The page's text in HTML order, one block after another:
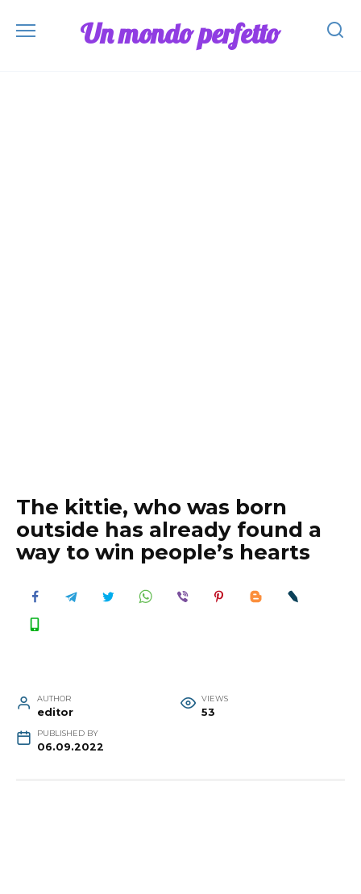
Un mondo perfetto
The kittie, who was born
outside has already found a
way to win people’s hearts
AUTHOR
editor
VIEWS
53
PUBLISHED BY
06.09.2022